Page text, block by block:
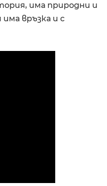
има природни и
връзка и с